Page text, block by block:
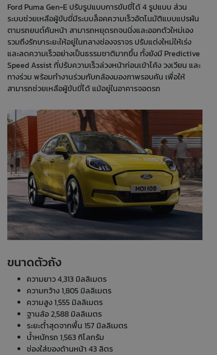
Ford Puma Gen-E ปรับรูปแบบการขับขี่ได้ 4 รูปแบบ ส่วน
ระบบช่วยเหลือผู้ขับขี่มีระบบล็อคความเร็วอัตโนมัติแบบแปรผัน
ตามรถยนต์คันหน้า สามารถหยุดรถจนนิ่งและออกตัวใหม่เอง
รวมถึงรักษาระยะให้อยู่ในกลางช่องจราจร ปรับแต่งใหม่ให้เร่ง
และลดความเร็วอย่างเป็นธรรมชาติมากขึ้น ทั้งยังมี Predictive
Speed Assist ที่ปรับความเร็วล่วงหน้าก่อนเข้าโค้ง วงเวียน และ
ทางร่วม พร้อมทำงานร่วมกับกล้องมองภาพรอบคัน เพื่อให้
สามารถช่วยเหลือผู้ขับขี่ได้ แม้อยู่ในอาคารจอดรถ
ขนาดตัวถัง
ความยาว 4,313 มิลลิเมตร
ความกว้าง 1,805 มิลลิเมตร
ความสูง 1,555 มิลลิเมตร
ฐานล้อ 2,588 มิลลิเมตร
ระยะต่ำสุดจากพื้น 157 มิลลิเมตร
น้ำหนักรถ 1,563 กิโลกรัม
ช่องใส่ของด้านหน้า 43 ลิตร